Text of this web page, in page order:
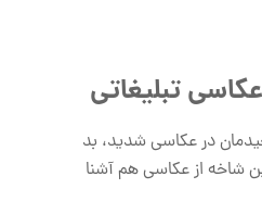
در عکاسی شدید، بد
شاخه از عکاسی هم آشنا